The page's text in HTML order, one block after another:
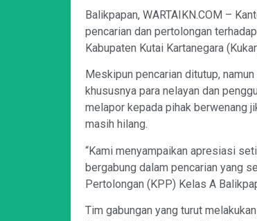
Balikpapan, WARTAIKN.COM –
pencarian dan pertolongan
Kabupaten Kutai Kartanegara
Meskipun pencarian ditutup,
khususnya para nelayan dan
melapor kepada pihak berwenang
masih hilang.
“Kami menyampaikan apresiasi
bergabung dalam pencarian yang
Pertolongan (KPP) Kelas A
Tim gabungan yang turut